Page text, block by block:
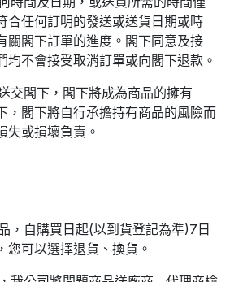
合任何訂明的發送或送貨日期或時
關閣下訂單的進度。閣下同意及接
均不會接受取消訂單或向閣下退款。
閣下，閣下將成為商品的擁有
，閣下將自行承擔持有商品的風險而
失或損壞負責。
自購買日起(以到貨登記為準)7日
您可以選擇退貨、換貨。